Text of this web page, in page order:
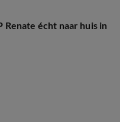
Renate écht naar huis in